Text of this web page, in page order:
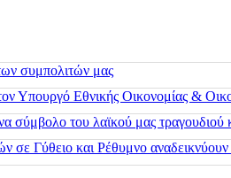
συμπολιτών μας
Υπουργό Εθνικής Οικονομίας &
σύμβολο του λαϊκού μας τραγουδιού
σε Γύθειο και Ρέθυμνο